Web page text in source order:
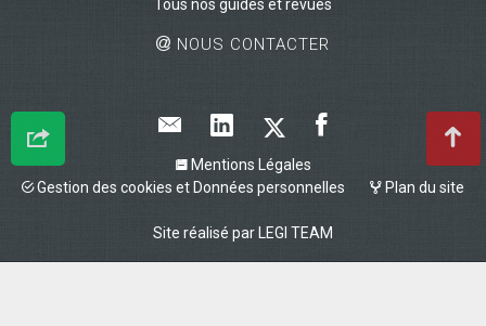
Tous nos guides et revues
NOUS CONTACTER
Mentions Légales
Gestion des cookies et Données personnelles
Plan du site
Site réalisé par LEGI TEAM